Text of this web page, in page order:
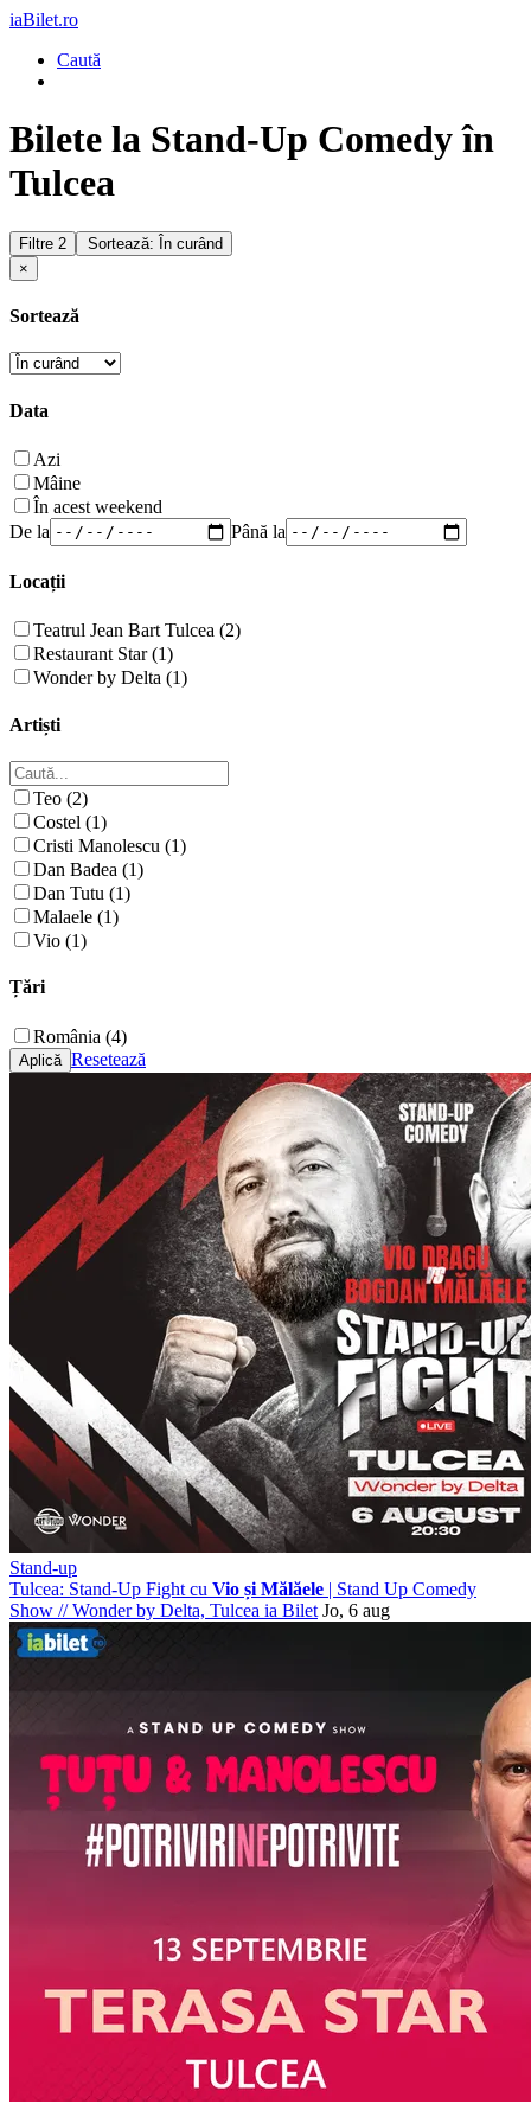
iaBilet.ro
Caută
Bilete la Stand-Up Comedy în
Tulcea
Filtre 2
Sortează: În curând
×
Sortează
Data
Azi
Mâine
În acest weekend
De la
Până la
Locații
Teatrul Jean Bart Tulcea (2)
Restaurant Star (1)
Wonder by Delta (1)
Artiști
Teo (2)
Costel (1)
Cristi Manolescu (1)
Dan Badea (1)
Dan Tutu (1)
Malaele (1)
Vio (1)
Țări
România (4)
Resetează
Stand-up
Tulcea: Stand-Up Fight cu Vio și Mălăele | Stand Up Comedy
Show //Wonder by Delta, Tulcea ia Bilet Jo, 6 aug